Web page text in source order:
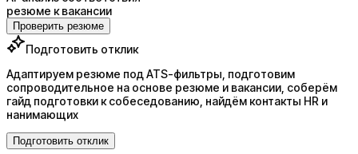
резюме к вакансии
Проверить резюме
Подготовить отклик
Адаптируем резюме под ATS-фильтры, подготовим
сопроводительное на основе резюме и вакансии, соберём
гайд подготовки к собеседованию, найдём контакты HR и
нанимающих
Подготовить отклик